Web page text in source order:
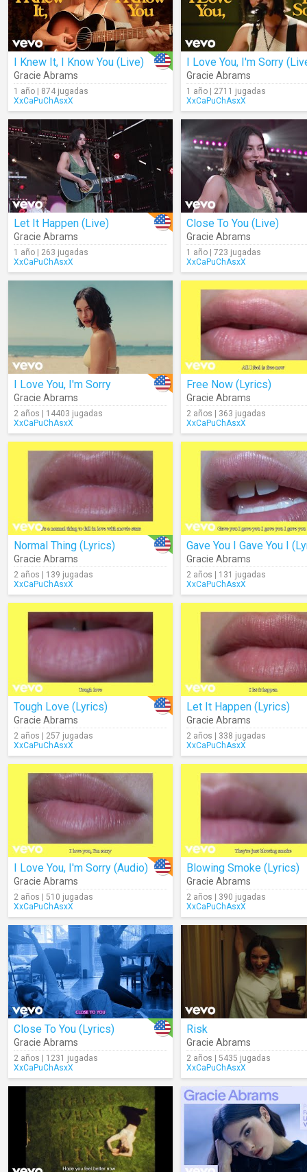
I Knew It, I Know You (Live)
Gracie Abrams
1 año | 874 jugadas
XxCaPuChAsxX
I Love You, I'm Sorry
Gracie Abrams
1 año | 2711 jugadas
XxCaPuChAsxX
Let It Happen (Live)
Gracie Abrams
1 año | 263 jugadas
XxCaPuChAsxX
Close To You (Live)
Gracie Abrams
1 año | 723 jugadas
XxCaPuChAsxX
I Love You, I'm Sorry
Gracie Abrams
2 años | 14403 jugadas
XxCaPuChAsxX
Free Now (Lyrics)
Gracie Abrams
2 años | 363 jugadas
XxCaPuChAsxX
Normal Thing (Lyrics)
Gracie Abrams
2 años | 139 jugadas
XxCaPuChAsxX
Gracie Abrams
2 años | 131 jugadas
XxCaPuChAsxX
Tough Love (Lyrics)
Gracie Abrams
2 años | 257 jugadas
XxCaPuChAsxX
Let It Happen (Lyrics)
Gracie Abrams
2 años | 338 jugadas
XxCaPuChAsxX
I Love You, I'm Sorry (Audio)
Gracie Abrams
2 años | 510 jugadas
XxCaPuChAsxX
Blowing Smoke (Lyrics)
Gracie Abrams
2 años | 390 jugadas
XxCaPuChAsxX
Close To You (Lyrics)
Gracie Abrams
2 años | 1231 jugadas
XxCaPuChAsxX
Risk
Gracie Abrams
2 años | 5435 jugadas
XxCaPuChAsxX